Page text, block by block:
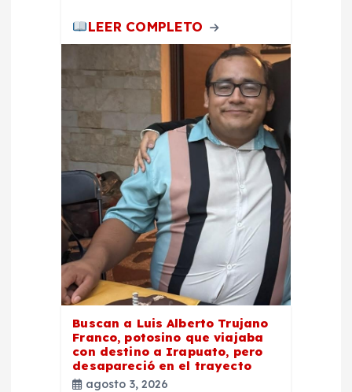
LEER COMPLETO
Buscan a Luis Alberto Trujano
Franco, potosino que viajaba
con destino a Irapuato, pero
desapareció en el trayecto
agosto 3, 2026